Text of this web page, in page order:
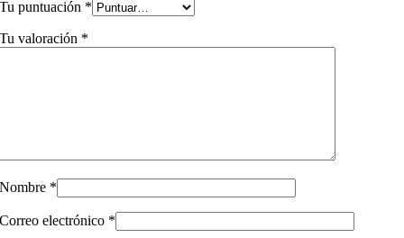
Tu puntuación *
Tu valoración *
Nombre *
Correo electrónico *